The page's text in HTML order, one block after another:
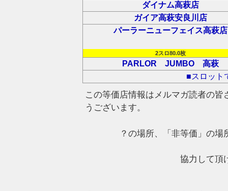
ダイナム高萩店
ガイア高萩安良川店
パーラーニューフェイス高萩店
2スロ80.0枚
PARLOR JUMBO 高萩
■スロット
この等価店情報はメルマガ読者の
うございます。
？の場所、「非等価」の場
協力して頂